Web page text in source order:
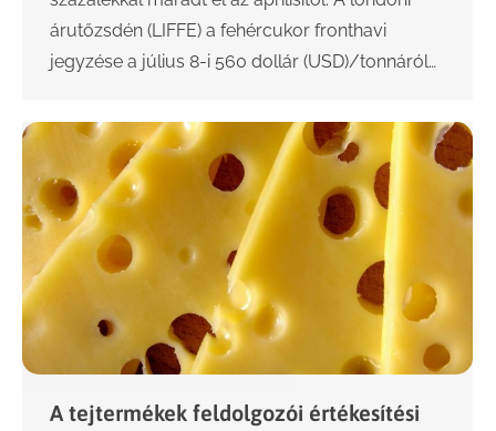
árutőzsdén (LIFFE) a fehércukor fronthavi
jegyzése a július 8-i 560 dollár (USD)/tonnáról…
A tejtermékek feldolgozói értékesítési